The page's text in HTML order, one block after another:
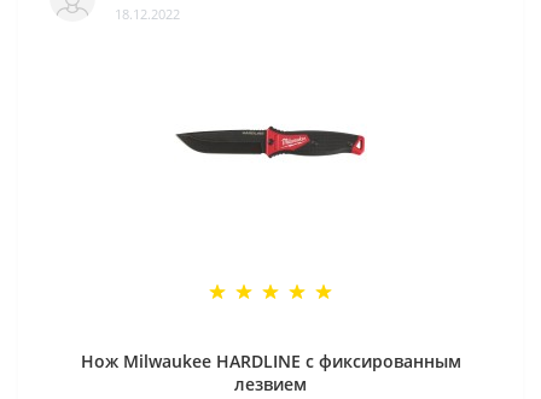
18.12.2022
Нож Milwaukee HARDLINE с фиксированным
лезвием